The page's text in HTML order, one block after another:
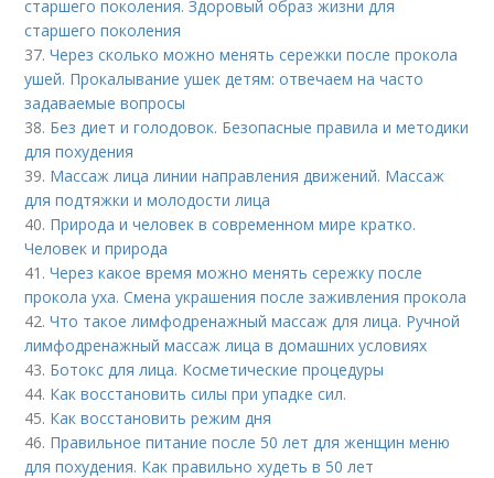
старшего поколения. Здоровый образ жизни для
старшего поколения
37.Через сколько можно менять сережки после прокола
ушей. Прокалывание ушек детям: отвечаем на часто
задаваемые вопросы
38. Без диет и голодовок. Безопасные правила и методики
для похудения
39. Массаж лица линии направления движений. Массаж
для подтяжки и молодости лица
40. Природа и человек в современном мире кратко.
Человек и природа
41.Через какое время можно менять сережку после
прокола уха. Смена украшения после заживления прокола
42.Что такое лимфодренажный массаж для лица. Ручной
лимфодренажный массаж лица в домашних условиях
43. Ботокс для лица. Косметические процедуры
44. Как восстановить силы при упадке сил.
45. Как восстановить режим дня
46. Правильное питание после 50 лет для женщин меню
для похудения. Как правильно худеть в 50 лет